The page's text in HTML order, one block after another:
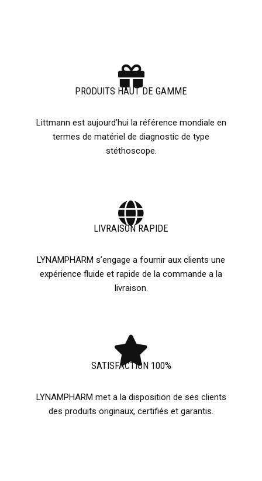
PRODUITS HAUT DE GAMME
Littmann est aujourd’hui la référence mondiale en
termes de matériel de diagnostic de type
stéthoscope.
LIVRAISON RAPIDE
LYNAMPHARM s’engage a fournir aux clients une
expérience fluide et rapide de la commande a la
livraison.
SATISFACTION 100%
LYNAMPHARM met a la disposition de ses clients
des produits originaux, certifiés et garantis.